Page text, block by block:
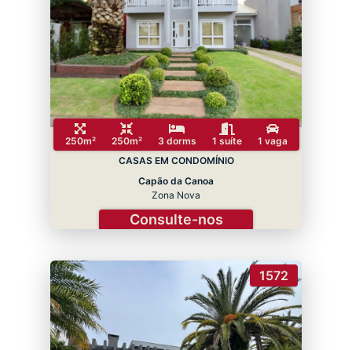
250m² 250m² 3 dorms 1 suíte
1 vaga
CASAS EM CONDOMÍNIO
Capão da Canoa
Zona Nova
Consulte-nos
1572